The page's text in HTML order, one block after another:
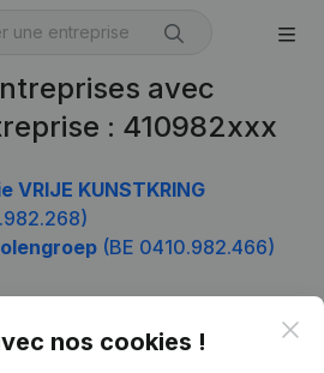
avec
: 410982xxx
VRIJE KUNSTKRING
(BE 0410.982.466)
nos cookies !
Produit